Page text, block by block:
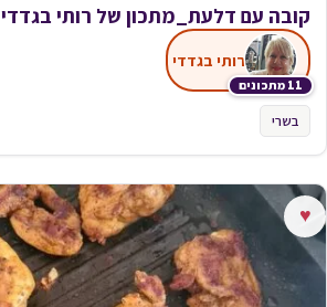
קובה עם דלעת_מתכון של רותי בגדדי
11 מתכונים
רותי בגדדי
בשרי
♥